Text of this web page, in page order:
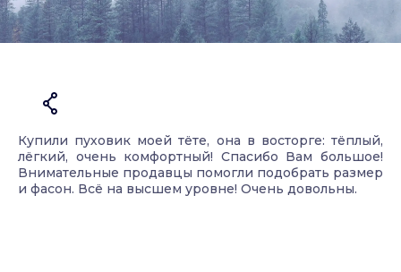
Купили пуховик моей тёте, она в восторге: тёплый,
лёгкий, очень комфортный! Спасибо Вам большое!
Внимательные продавцы помогли подобрать размер
и фасон. Всё на высшем уровне! Очень довольны.